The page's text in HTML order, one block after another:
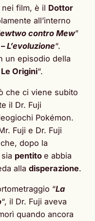
film, è il Dottor
all’interno
contro Mew”
L’evoluzione“.
un episodio della
Origini“.
che ci viene subito
il Dr. Fuji
Pokémon.
Fuji e Dr. Fuji
dopo la
pentito e abbia
alla disperazione.
“La
“, il Dr. Fuji aveva
quando ancora